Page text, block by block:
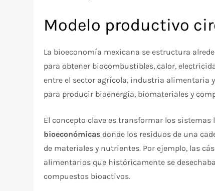
Modelo productivo
La bioeconomía mexicana se estructura
para obtener biocombustibles, calor,
entre el sector agrícola, industria alimentaria
para producir bioenergía, biomateriales y
El concepto clave es transformar los sistemas
bioeconómicas donde los residuos de una
de materiales y nutrientes. Por ejemplo, las
alimentarios que históricamente se
compuestos bioactivos.​